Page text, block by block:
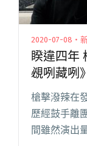
2020-07-08・
睽違四年
覕咧藏咧》
槍擊潑辣在
歷經鼓手離
間雖然演出